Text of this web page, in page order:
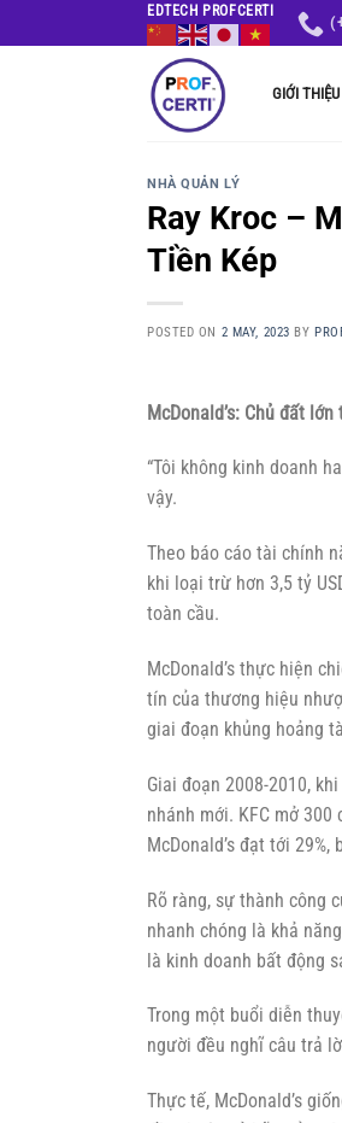
to
EDTECH PROFCERTI
GIỚI THIỆU
NHÀ QUẢN LÝ
Ray Kroc –
Tiền Kép
POSTED ON 2 MAY, 2023 BY
McDonald’s: Chủ đất
“Tôi không kinh doanh
vậy.
Theo báo cáo tài chính
khi loại trừ hơn 3,5 tỷ
toàn cầu.
McDonald’s thực hiện
tín của thương hiệu
giai đoạn khủng hoảng
Giai đoạn 2008-2010,
nhánh mới. KFC mở
McDonald’s đạt tới
Rõ ràng, sự thành công
nhanh chóng là khả
là kinh doanh bất động
Trong một buổi diễn
người đều nghĩ câu trả
Thực tế, McDonald’s